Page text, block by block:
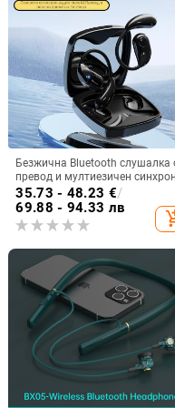
Безжична Bluetooth слушалка
превод и мултиезичен
превод, ANC шумопотискане,
обхват до 10 m, Bluetooth 5.0,
IPX4, вграден стерео звук,
батерия
35.73 - 48.23 €/
69.88 - 94.33 лв